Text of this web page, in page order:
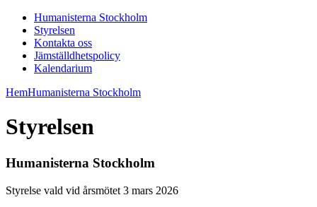
Humanisterna Stockholm
Styrelsen
Kontakta oss
Jämställdhetspolicy
Kalendarium
HemHumanisterna Stockholm
Styrelsen
Humanisterna Stockholm
Styrelse vald vid årsmötet 3 mars 2026